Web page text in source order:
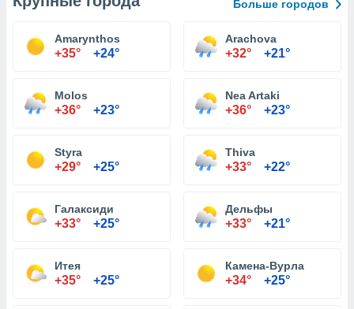
Больше городов
Amarynthos
+35° +24°
Arachova
+32° +21°
Molos
+36° +23°
Nea Artaki
+36° +23°
Styra
+29° +25°
Thiva
+33° +22°
Галаксиди
+33° +25°
Дельфы
+33° +21°
Итея
+35° +25°
Камена-Вурла
+34° +25°